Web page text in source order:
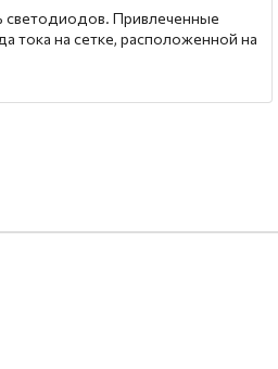
светодиодов. Привлеченные
тока на сетке, расположенной на